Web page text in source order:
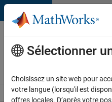
Passer au contenu
Votre
carrière
chez
Accueil Explorer nos
Sélectionner
Choisissez un site web pour
votre langue (lorsqu'il est
offres locales. D’après votre